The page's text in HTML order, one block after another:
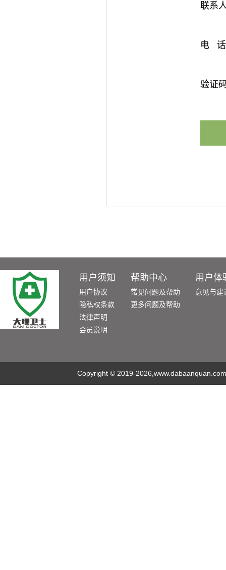
联系
电 话
验证
用户须知
用户协议
隐私权条款
法律声明
会员说明
帮助中心
常见问题及帮助
更多问题及帮助
用户体
意见与建
Copyright © 2019-